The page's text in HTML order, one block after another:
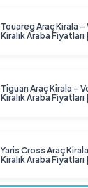
Touareg Araç Kirala
Kiralık Araba Fiyatları
Tiguan Araç Kirala –
Kiralık Araba Fiyatları
Yaris Cross Araç
Kiralık Araba Fiyatları